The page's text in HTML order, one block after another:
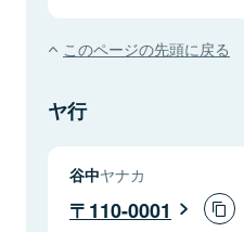
このページの先頭に戻る
ヤ行
谷中ヤナカ
110-0001